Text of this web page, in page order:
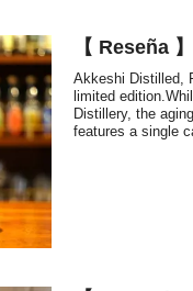
【 Reseña
Akkeshi Distilled,
limited
Distillery, the
features a single